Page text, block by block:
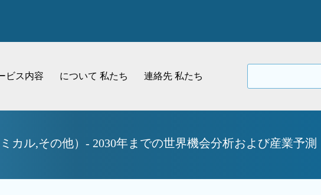
ビス内容 について 私たち 連絡先 私たち
カル,その他）- 2030年までの世界機会分析および産業予測